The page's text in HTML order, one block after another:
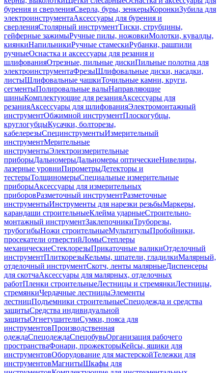
бурения и сверленияСверла, буры, зенкерыКоронкиЗубила для
электроинструментаАксессуары для бурения и
сверленияСтолярный инструментТиски, струбцины,
гейферные зажимыРучные пилы, ножовкиМолотки, кувалды,
киянкиНапильникиРучные стамескиРубанки, рашпили
ручныеОснастка и аксессуары для резания и
шлифованияОтрезные, пильные дискиПильные полотна для
электроинструментаФрезыШлифовальные диски, насадки,
листыШлифовальные чашкиТочильные камни, круги,
сегментыПолировальные валыНаправляющие
шиныКомплектующие для резанияАксессуары для
резанияАксессуары для шлифованияЭлектромонтажный
инструментОбжимной инструментПлоскогубцы,
круглогубцыКусачки, болторезы,
кабелерезыСпецинструментыИзмерительный
инструментМерительные
инструментыЭлектроизмерительные
приборыДальномерыДальномеры оптическиеНивелиры,
лазерные уровниПирометрыДетекторы и
тестерыТолщиномерыСпециальные измерительные
приборыАксессуары для измерительных
приборовРазметочный инструментРазметочные
инструментыИнструменты для нарезки резьбыМаркеры,
карандаши строительныеКлейма ударныеСтроительно-
монтажный инструментЗаклепочникиТруборезы,
трубогибыНожи строительныеМультитулыПробойники,
просекатели отверстийЛомыСтеплеры
механическиеСтеклорезыПрикаточные валикиОтделочный
инструментПлиткорезыКельмы, шпатели, гладилкиМалярный,
отделочный инструментСкотч, ленты малярныеДиспенсеры
для скотчаАксессуары для малярных, отделочных
работПленки строительныеЛестницы и стремянкиЛестницы,
стремянкиЧердачные лестницыЭлементы
лестницПодъемники строительныеСпецодежда и средства
защитыСредства индивидуальной
защитыОгнетушителиСумки, пояса для
инструментовПроизводственная
одеждаСпецодеждаСпецобувьОрганизация рабочего
пространстваФонари, прожекторыКейсы, ящики для
инструментовОборудование для мастерскойТележки для
инструментовМагнитыШкафы для